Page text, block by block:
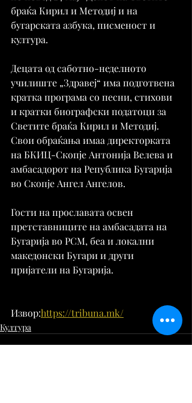
браќа Кирил и Методиј и на
бугарската азбука, писменост и
култура.
Децата од саботно-неделното
училиште „Здравеј“ има подготвена
кратка програма со песни, стихови
и кратки биографски податоци за
Светите браќа Кирил и Методиј.
Свои обраќања имаа директорката
на БКИЦ-Скопје Антонија Велева и
амбасадорот на Република Бугарија
во Скопје Ангел Ангелов.
Гости на прославата освен
претставниците на амбасадата на
Бугарија во РСМ, беа и локални
македонски Бугари и други
пријатели на Бугарија.
Извор:https://tribuna.mk/
Култура